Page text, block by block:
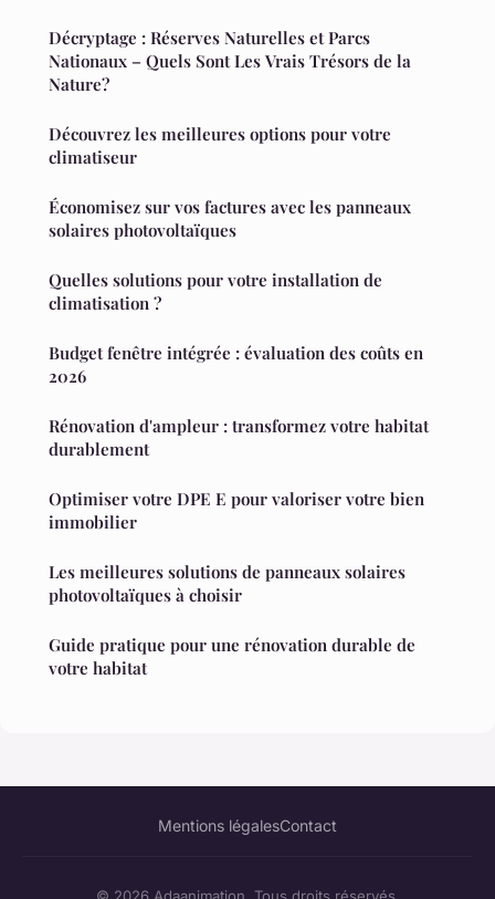
Décryptage : Réserves Naturelles et Parcs
Nationaux – Quels Sont Les Vrais Trésors de la
Nature?
Découvrez les meilleures options pour votre
climatiseur
Économisez sur vos factures avec les panneaux
solaires photovoltaïques
Quelles solutions pour votre installation de
climatisation ?
Budget fenêtre intégrée : évaluation des coûts en
2026
Rénovation d'ampleur : transformez votre habitat
durablement
Optimiser votre DPE E pour valoriser votre bien
immobilier
Les meilleures solutions de panneaux solaires
photovoltaïques à choisir
Guide pratique pour une rénovation durable de
votre habitat
Mentions légalesContact
© 2026 Adaanimation. Tous droits réservés.